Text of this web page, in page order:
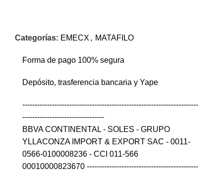
Categorías: EMECX , MATAFILO
Forma de pago 100% segura
Depósito, trasferencia bancaria y Yape
-----------------------------------------------------------------------
---------------------------------
BBVA CONTINENTAL - SOLES - GRUPO
YLLACONZA IMPORT & EXPORT SAC - 0011-
0566-0100008236 - CCI 011-566
00010000823670 ---------------------------------------------